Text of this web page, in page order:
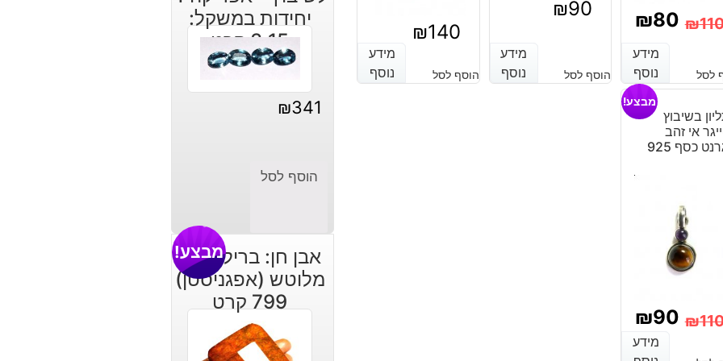
₪
היה:
₪80
הוא:
מידע
נוסף
לסל
מידע
נוסף
₪90
מידע
נוסף
הוסף לסל
מידע
נוסף
₪140
מידע
נוסף
הוסף לסל
מידע
נוסף
בשיבוץ
אי זהב
כסף 925
מבצע!
₪
₪90
מידע
מידע
יחידות במשקל:
3.15 קרט
₪341
הוסף לסל
אבן חן: בריל צהוב
מלוטש (אפגניסטן)
799 קרט
מבצע!